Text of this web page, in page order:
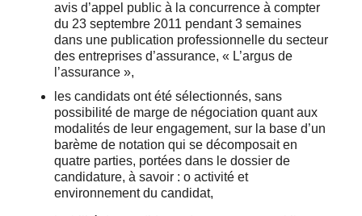
avis d’appel public à la concurrence à compter
du 23 septembre 2011 pendant 3 semaines
dans une publication professionnelle du secteur
des entreprises d’assurance, « L’argus de
l’assurance »,
les candidats ont été sélectionnés, sans
possibilité de marge de négociation quant aux
modalités de leur engagement, sur la base d’un
barème de notation qui se décomposait en
quatre parties, portées dans le dossier de
candidature, à savoir : o activité et
environnement du candidat,